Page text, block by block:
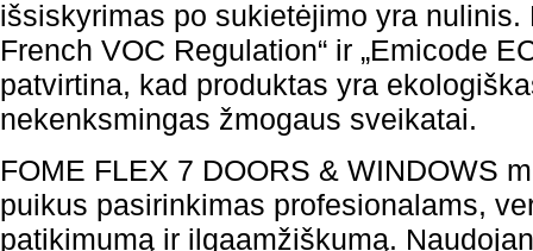
išsiskyrimas po sukietėjimo yra nulinis.
French VOC Regulation“ ir „Emicode
patvirtina, kad produktas yra
nekenksmingas žmogaus sveikatai.
FOME FLEX 7 DOORS & WINDOWS
puikus pasirinkimas profesionalams,
patikimumą ir ilgaamžiškumą.